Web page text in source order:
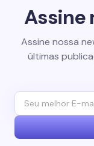
Assine
Assine nossa
últimas